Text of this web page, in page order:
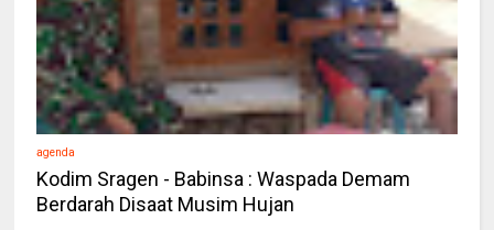
agenda
Kodim Sragen - Babinsa : Waspada Demam
Berdarah Disaat Musim Hujan